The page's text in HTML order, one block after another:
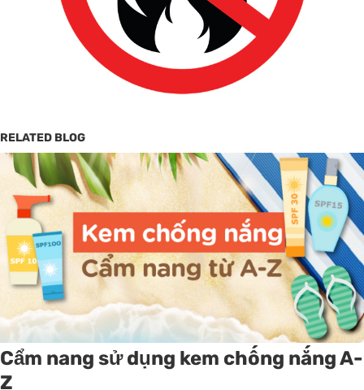
RELATED BLOG
Cẩm nang sử dụng kem chống nắng A-
Z